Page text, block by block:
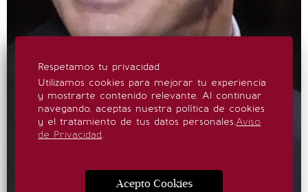
Respetamos tu privacidad
Utilizamos cookies para mejorar tu experiencia
y mostrarte contenido relevante. Al continuar
navegando, aceptas nuestra política de cookies
y el tratamiento de tus datos personales.Aviso
de Privacidad.
Acepto Cookies